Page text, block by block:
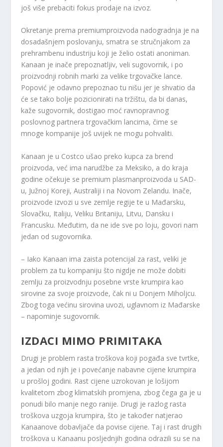
još više prebaciti fokus prodaje na izvoz.
Okretanje prema premiumproizvoda nadogradnja je na
dosadašnjem poslovanju, smatra se stručnjakom za
prehrambenu industriju koji je želio ostati anoniman.
Kanaan je inače prepoznatljiv, veli sugovornik, i po
proizvodnji robnih marki za velike trgovačke lance.
Popović je odavno prepoznao tu nišu jer je shvatio da
će se tako bolje pozicionirati na tržištu, da bi danas,
kaže sugovornik, dostigao moć ravnopravnog
poslovnog partnera trgovačkim lancima, čime se
mnoge kompanije još uvijek ne mogu pohvaliti.
Kanaan je u Costco ušao preko kupca za brend
proizvoda, već ima narudžbe za Meksiko, a do kraja
godine očekuje se premium plasmanproizvoda u SAD-
u, Južnoj Koreji, Australiji i na Novom Zelandu. Inače,
proizvode izvozi u sve zemlje regije te u Mađarsku,
Slovačku, Italiju, Veliku Britaniju, Litvu, Dansku i
Francusku. Međutim, da ne ide sve po loju, govori nam
jedan od sugovornika.
– Iako Kanaan ima zaista potencijal za rast, veliki je
problem za tu kompaniju što nigdje ne može dobiti
zemlju za proizvodnju posebne vrste krumpira kao
sirovine za svoje proizvode, čak ni u Donjem Miholjcu.
Zbog toga većinu sirovina uvozi, uglavnom iz Mađarske
– napominje sugovornik.
IZDACI MIMO PRIMITAKA
Drugi je problem rasta troškova koji pogađa sve tvrtke,
a jedan od njih je i povećanje nabavne cijene krumpira
u prošloj godini. Rast cijene uzrokovan je lošijom
kvalitetom zbog klimatskih promjena, zbog čega ga je u
ponudi bilo manje nego ranije. Drugi je razlog rasta
troškova uzgoja krumpira, što je također natjerao
Kanaanove dobavljače da povise cijene. Taj i rast drugih
troškova u Kanaanu posljednjih godina odrazili su se na